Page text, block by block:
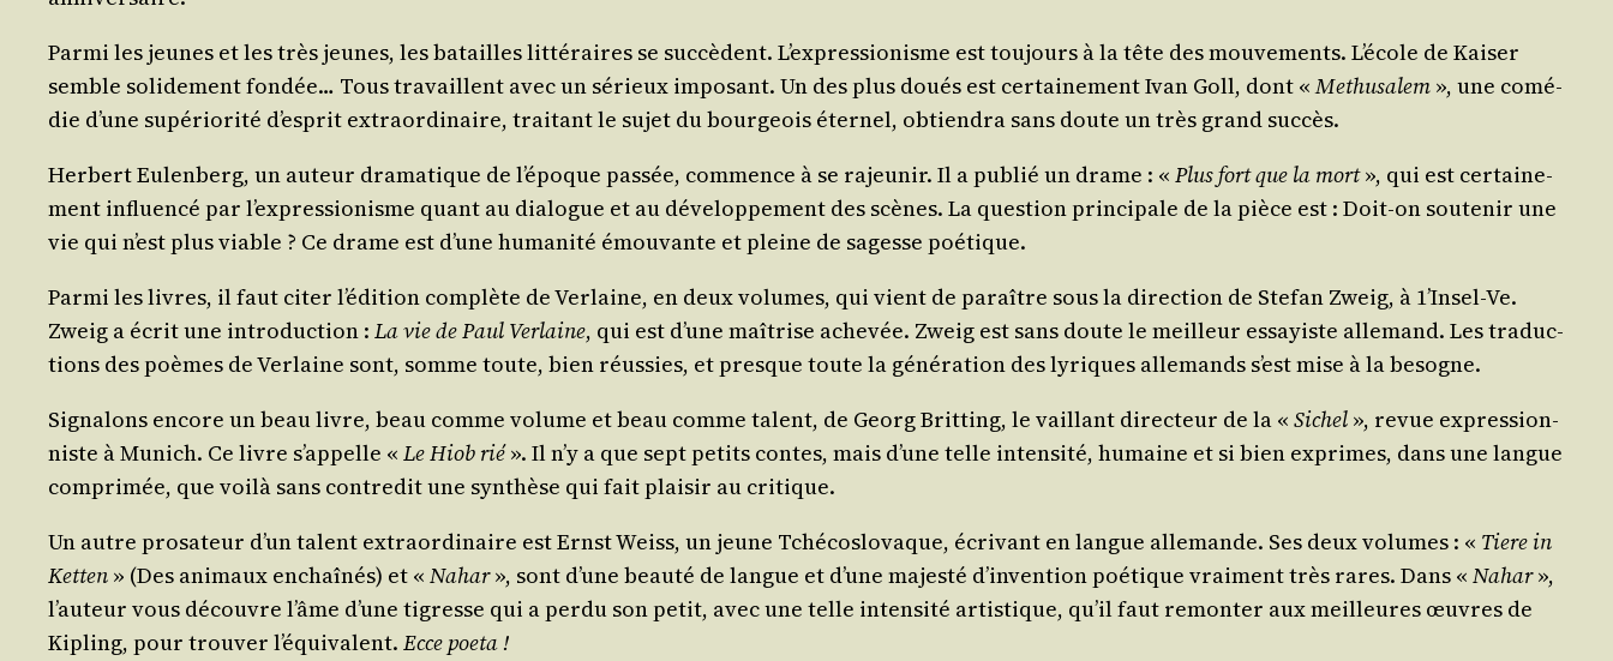
Par­mi les jeunes et les très jeunes, les batailles lit­té­raires se suc­cèdent. L’expressionisme est tou­jours à la tête des mou­ve­ments. L’école de Kai­ser
semble soli­de­ment fon­dée… Tous tra­vaillent avec un sérieux impo­sant. Un des plus doués est cer­tai­ne­ment Ivan Goll, dont «Methu­sa­lem », une comé­
die d’une supé­rio­ri­té d’esprit extra­or­di­naire, trai­tant le sujet du bour­geois éter­nel, obtien­dra sans doute un très grand succès.
Her­bert Eulen­berg, un auteur dra­ma­tique de l’époque pas­sée, com­mence à se rajeu­nir. Il a publié un drame : « Plus fort que la mort», qui est cer­tai­ne­
ment influen­cé par l’expressionisme quant au dia­logue et au déve­lop­pe­ment des scènes. La ques­tion prin­ci­pale de la pièce est : Doit-on sou­te­nir une
vie qui n’est plus viable ? Ce drame est d’une huma­ni­té émou­vante et pleine de sagesse poétique.
Par­mi les livres, il faut citer l’édition com­plète de Ver­laine, en deux volumes, qui vient de paraître sous la direc­tion de Ste­fan Zweig, à 1’Insel-Ve.
Zweig a écrit une intro­duc­tion : La vie de Paul Ver­laine, qui est d’une maî­trise ache­vée. Zweig est sans doute le meilleur essayiste alle­mand. Les tra­duc­
tions des poèmes de Ver­laine sont, somme toute, bien réus­sies, et presque toute la géné­ra­tion des lyriques alle­mands s’est mise à la besogne.
Signa­lons encore un beau livre, beau comme volume et beau comme talent, de Georg Brit­ting, le vaillant direc­teur de la « Sichel », revue expres­sion­
niste à Munich. Ce livre s’appelle « Le Hiob rié». Il n’y a que sept petits contes, mais d’une telle inten­si­té, humaine et si bien exprimes, dans une langue
com­pri­mée, que voi­là sans contre­dit une syn­thèse qui fait plai­sir au critique.
Un autre pro­sa­teur d’un talent extra­or­di­naire est Ernst Weiss, un jeune Tché­co­slo­vaque, écri­vant en langue alle­mande. Ses deux volumes : « Tiere in
Ket­ten » (Des ani­maux enchaî­nés) et « Nahar», sont d’une beau­té de langue et d’une majes­té d’invention poé­tique vrai­ment très rares. Dans « Nahar»,
l’auteur vous découvre l’âme d’une tigresse qui a per­du son petit, avec une telle inten­si­té artis­tique, qu’il faut remon­ter aux meilleures œuvres de
Kipling, pour trou­ver l’équivalent. Ecce poe­ta !